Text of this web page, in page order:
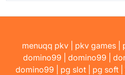
menuqq pkv pkv games
domino99
domino99
domino99
pg slot pg soft